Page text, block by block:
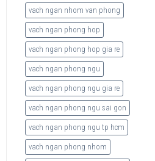
vach ngan nhom van phong
vach ngan phong hop
vach ngan phong hop gia re
vach ngan phong ngu
vach ngan phong ngu gia re
vach ngan phong ngu sai gon
vach ngan phong ngu tp hcm
vach ngan phong nhom